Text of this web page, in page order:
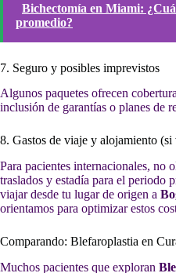
Bichectomía en Miami:
promedio?
7. Seguro y posibles imprevistos
Algunos paquetes ofrecen
inclusión de garantías o planes de
8. Gastos de viaje y alojamiento (si
Para pacientes internacionales, no
traslados y estadía para el periodo
viajar desde tu lugar de origen a
orientamos para optimizar estos
Comparando: Blefaroplastia en
Muchos pacientes que exploran